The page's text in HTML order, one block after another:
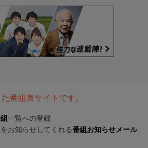
番組表サイトです。
一覧への登録
お知らせしてくれる番組お知らせメール